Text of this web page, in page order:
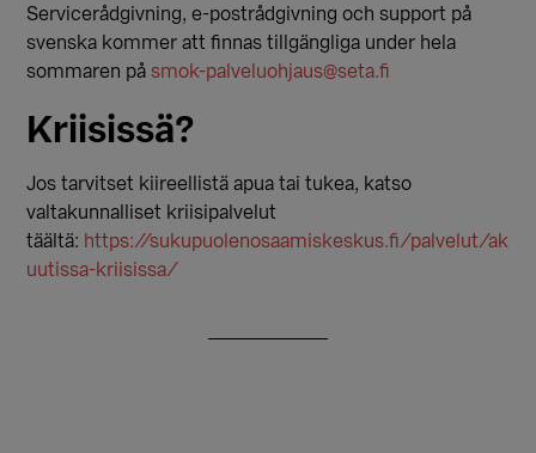
Servicerådgivning, e-postrådgivning och support på
svenska kommer att finnas tillgängliga under hela
sommaren på smok-palveluohjaus@seta.fi
Kriisissä?
Jos tarvitset kiireellistä apua tai tukea, katso
valtakunnalliset kriisipalvelut
täältä: https://sukupuolenosaamiskeskus.fi/palvelut/ak
uutissa-kriisissa/